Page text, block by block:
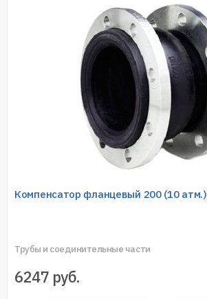
Компенсатор фланцевый 200 (10 атм.)
Трубы и соединительные части
6247 руб.